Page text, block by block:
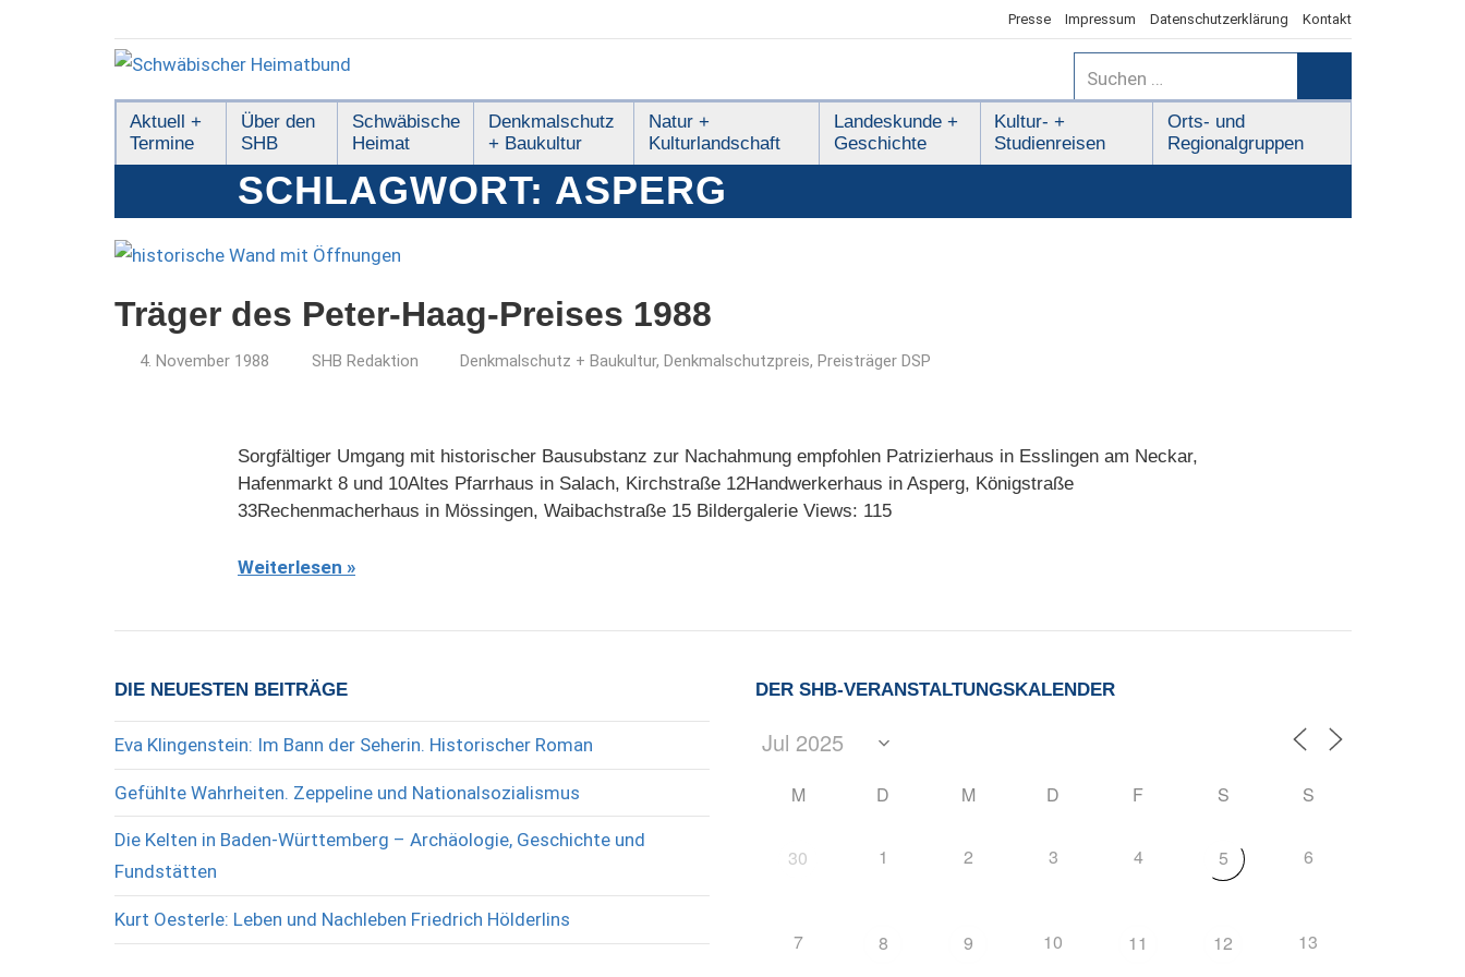
Presse Impressum Datenschutzerklärung Kontakt
Schwäbischer
Heimatbund
Suchen
nach:
Aktuell +
Termine
Über den
SHB
Schwäbische
Heimat
Denkmalschutz
+ Baukultur
Natur +
Kulturlandschaft
Landeskunde +
Geschichte
Kultur- +
Studienreisen
Orts- und
Regionalgruppen
SCHLAGWORT: ASPERG
Träger des Peter-Haag-Preises 1988
4. November 1988 SHB Redaktion Denkmalschutz + Baukultur, Denkmalschutzpreis, Preisträger DSP
Sorgfältiger Umgang mit historischer Bausubstanz zur Nachahmung empfohlen Patrizierhaus in Esslingen am Neckar,
Hafenmarkt 8 und 10Altes Pfarrhaus in Salach, Kirchstraße 12Handwerkerhaus in Asperg, Königstraße
33Rechenmacherhaus in Mössingen, Waibachstraße 15 Bildergalerie Views: 115
Weiterlesen
DIE NEUESTEN BEITRÄGE
Eva Klingenstein: Im Bann der Seherin. Historischer Roman
Gefühlte Wahrheiten. Zeppeline und Nationalsozialismus
Die Kelten in Baden-Württemberg – Archäologie, Geschichte und
Fundstätten
Kurt Oesterle: Leben und Nachleben Friedrich Hölderlins
DER SHB-VERANSTALTUNGSKALENDER
M D M D F S S
30 1 2 3 4 5 6
7 8 9 10 11 12 13